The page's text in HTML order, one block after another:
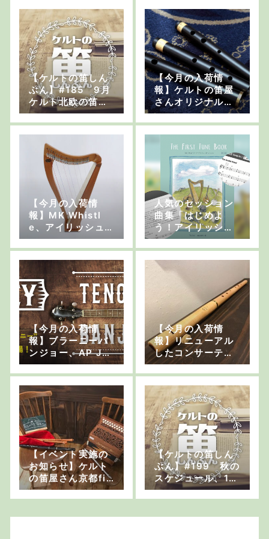
など
シュ・フルート、
どこでもパイプス
セッションモデル
など
【ケルトの笛しん
ぶん】#185 9月
ケルト北欧の笛フ
ェス in 東京＆大阪
開催決定！
【今月の入荷情
報】ケルトの笛屋
さんオリジナル商
品やDongDong製
バウロン、Galeon
製フルートなど
【今月の入荷情
報】MK Whistl
e、アイリッシュ・
ハープ、ハンマー
ダルシマーなど
人気のセッション
曲集「はじめよ
う！アイリッシ
ュ・セッション」
がアップグレード
しました！
【今月の入荷情
報】ブラーニーバ
ンジョー、AP Ja
mes 30ボタン ア
ングロ・コンサー
ティーナなど
【今月の入荷情
報】リニューアル
したコンサーティ
ーナ、モルノー製
作の木製ロー・ホ
イッスル等
【イベント実施の
お知らせ】ケルト
の笛屋さん京都fie
ld店2周年記念イベ
ント
【ケルトの笛しん
ぶん】#199 秋の
スケジュール、10
月福岡、11月神奈
川と東京へ行きま
す